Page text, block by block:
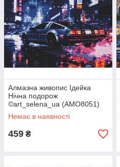
Алмазна живопис Ідейка
Нічна подорож
©art_selena_ua (AMO8051)
40 х 50 см (На підрамнику)
Немає в наявності
459 ₴